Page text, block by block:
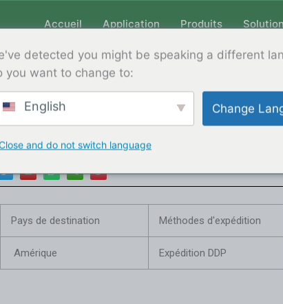
Accueil Application Produits Solution
300 est expédié aux États-Unis
de renseignements
i
t
t
r
u
t
u
e
a
t
s
p
i
x
i
i
b
o
Pays de destination Méthodes d'expédition
Amérique Expédition DDP
detected you might be speaking a different
you want to change to:
English Change
Close and do not switch language